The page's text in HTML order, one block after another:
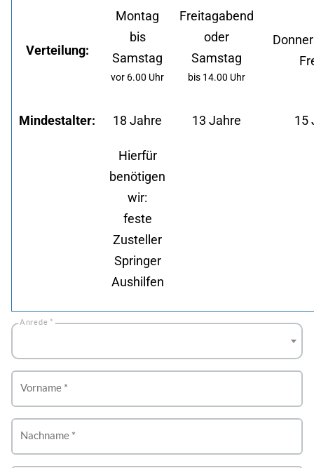
Verteilung:
Montag
bis
Samstag
vor 6.00 Uhr
Freitagabend
oder
Samstag
bis 14.00 Uhr
Mindestalter: 18 Jahre 13 Jahre 15
Hierfür
benötigen
wir:
feste
Zusteller
Springer
Aushilfen
Anrede *
Vorname *
Nachname *